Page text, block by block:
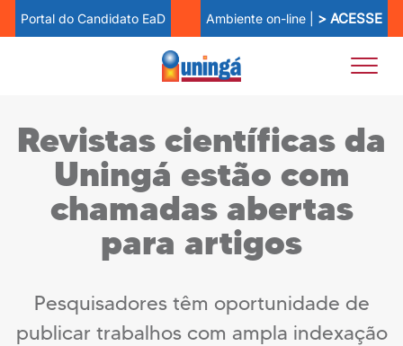
Portal do Candidato EaD Ambiente on-line | > ACESSE
Revistas científicas da
Uningá estão com
chamadas abertas
para artigos
Pesquisadores têm oportunidade de
publicar trabalhos com ampla indexação